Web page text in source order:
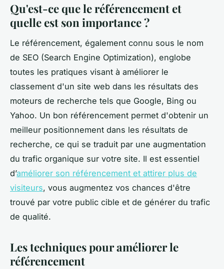
Qu'est-ce que le référencement et
quelle est son importance ?
Le référencement, également connu sous le nom
de SEO (Search Engine Optimization), englobe
toutes les pratiques visant à améliorer le
classement d'un site web dans les résultats des
moteurs de recherche tels que Google, Bing ou
Yahoo. Un bon référencement permet d'obtenir un
meilleur positionnement dans les résultats de
recherche, ce qui se traduit par une augmentation
du trafic organique sur votre site. Il est essentiel
d’améliorer son référencement et attirer plus de
visiteurs, vous augmentez vos chances d'être
trouvé par votre public cible et de générer du trafic
de qualité.
Les techniques pour améliorer le
référencement